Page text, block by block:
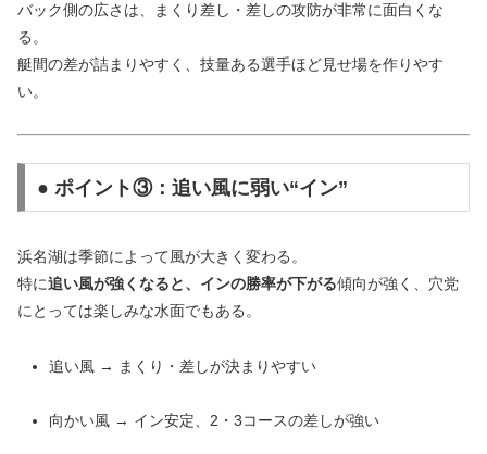
バック側の広さは、まくり差し・差しの攻防が非常に面白くな
る。
艇間の差が詰まりやすく、技量ある選手ほど見せ場を作りやす
い。
● ポイント③：追い風に弱い“イン”
浜名湖は季節によって風が大きく変わる。
特に追い風が強くなると、インの勝率が下がる傾向が強く、穴党
にとっては楽しみな水面でもある。
追い風 → まくり・差しが決まりやすい
向かい風 → イン安定、2・3コースの差しが強い